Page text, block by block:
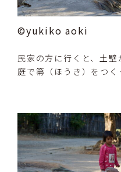
©yukiko aoki
民家の方に行くと、土
庭で箒（ほうき）をつく